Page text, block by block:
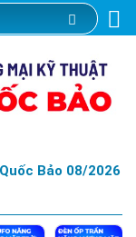
Bảo 08/2026